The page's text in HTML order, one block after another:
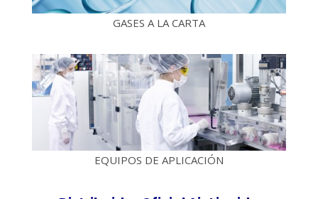
GASES A LA CARTA
EQUIPOS DE APLICACIÓN